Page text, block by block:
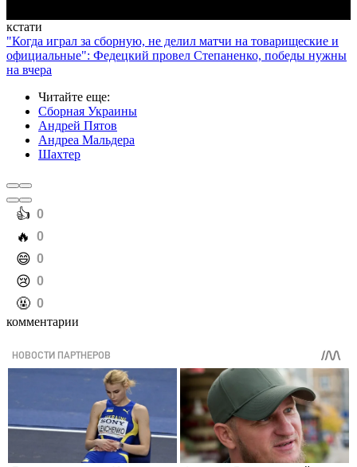
кстати
"Когда играл за сборную, не делил матчи на товарищеские и
официальные": Федецкий провел Степаненко, победы нужны
на вчера
Читайте еще:
Сборная Украины
Андрей Пятов
Андреа Мальдера
Шахтер
️👍 0
️🔥 0
️😄 0
️😢 0
️🤬 0
комментарии